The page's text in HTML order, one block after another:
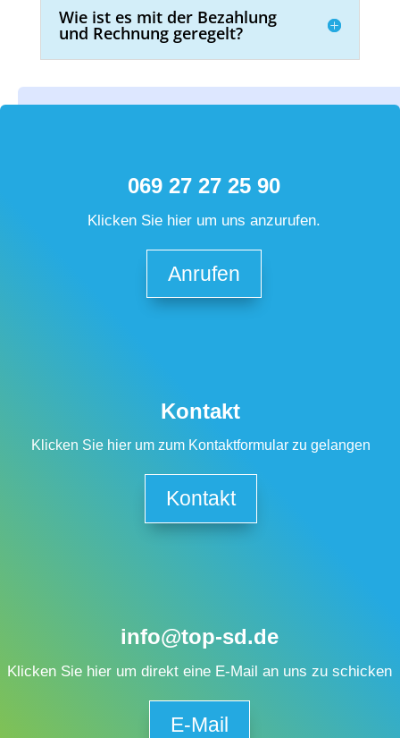
Wie ist es mit der Bezahlung
und Rechnung geregelt?
069 27 27 25 90
Klicken Sie hier um uns anzurufen.
Anrufen
Kontakt
Klicken Sie hier um zum Kontaktformular zu gelangen
Kontakt
info@top-sd.de
Klicken Sie hier um direkt eine E-Mail an uns zu schicken
E-Mail